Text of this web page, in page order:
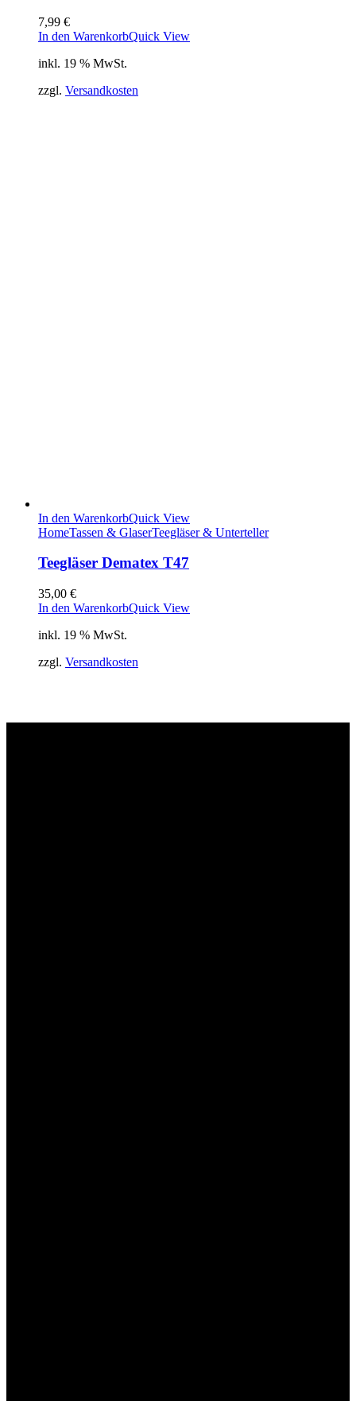
7,99 €
In den WarenkorbQuick View
inkl. 19 % MwSt.
zzgl. Versandkosten
In den WarenkorbQuick View
HomeTassen & GlaserTeegläser & Unterteller
Teegläser Dematex T47
35,00 €
In den WarenkorbQuick View
inkl. 19 % MwSt.
zzgl. Versandkosten